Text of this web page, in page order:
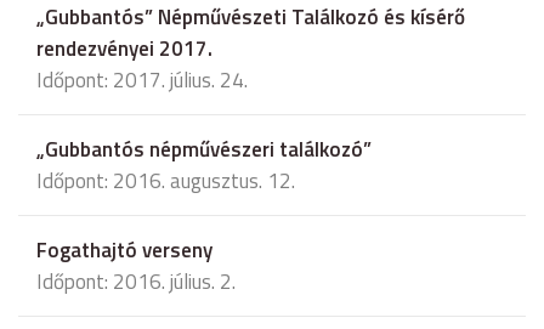
„Gubbantós” Népművészeti Találkozó és kísérő
rendezvényei 2017.
Időpont: 2017. július. 24.
„Gubbantós népművészeri találkozó”
Időpont: 2016. augusztus. 12.
Fogathajtó verseny
Időpont: 2016. július. 2.